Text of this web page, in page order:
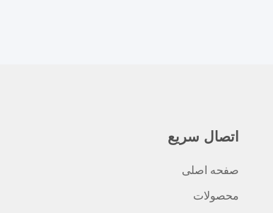
اتصال سریع
صفحه اصلی
محصولات